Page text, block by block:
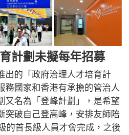
計劃未擬每年招募
出的「政府治理人才培育計
務國家和香港有承擔的管治人
又名為「登峰計劃」，是希望
突破自己登高峰，安排友師陪
的首長級人員才會完成，之後